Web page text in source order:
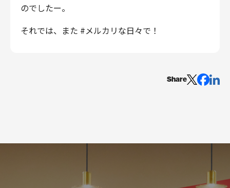
のでしたー。
それでは、また #メルカリな日々で！
Share